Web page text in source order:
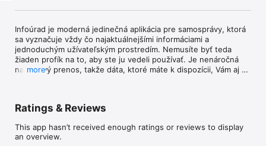
Infoúrad je moderná jedinečná aplikácia pre samosprávy, ktorá
sa vyznačuje vždy čo najaktuálnejšími informáciami a
jednoduchým užívateľským prostredím. Nemusíte byť teda
žiaden profík na to, aby ste ju vedeli používať. Je nenáročná
na dátový prenos, takže dáta, ktoré máte k dispozícii, Vám aj
Prispôsobí sa tak požiadavkám danej obce.
Okrem toho aplikácia umožňuje aj dopĺňanie modulov. Či už to
budú správy o tom, čo sa v obci deje alebo aj zvozový
more
Ratings & Reviews
This app hasn’t received enough ratings or reviews to display
an overview.